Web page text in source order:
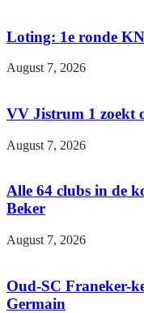
Loting: 1e ronde
August 7, 2026
VV Jistrum 1 zoekt
August 7, 2026
Alle 64 clubs in de
Beker
August 7, 2026
Oud-SC Franeker-
Germain